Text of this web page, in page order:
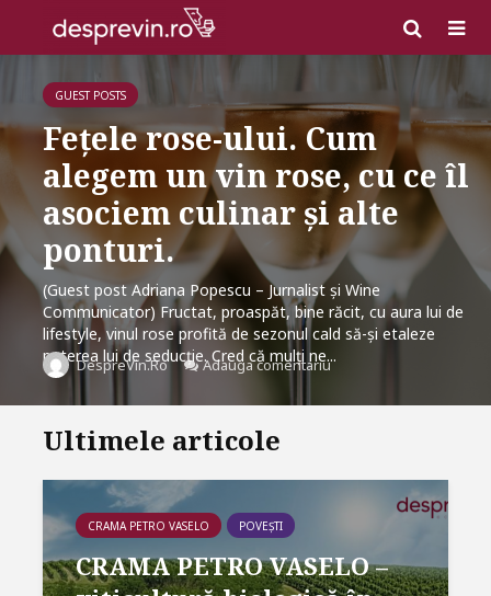
GUEST POSTS
Fețele rose-ului. Cum
alegem un vin rose, cu ce îl
asociem culinar și alte
ponturi.
(Guest post Adriana Popescu – Jurnalist și Wine
Communicator) Fructat, proaspăt, bine răcit, cu aura lui de
lifestyle, vinul rose profită de sezonul cald să-și etaleze
puterea lui de seducție. Cred că mulți ne...
DespreVin.Ro Adauga comentariu
Ultimele articole
CRAMA PETRO VASELO POVEȘTI
CRAMA PETRO VASELO –